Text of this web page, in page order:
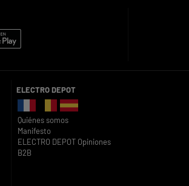
ELECTRO DEPOT
Quiénes somos
Manifesto
ELECTRO DEPOT Opiniones
B2B